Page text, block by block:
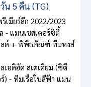
น 5 คืน (TG)
เมียร์ลีก 2022/2023
- แมนเชสเตอร์ซิตี้
ลด์ + พิพิธภัณฑ์ ทีมหงส์
อดิฮัด สเตเดียม (ซิตี
) - ทีมเรือใบสีฟ้า แมน